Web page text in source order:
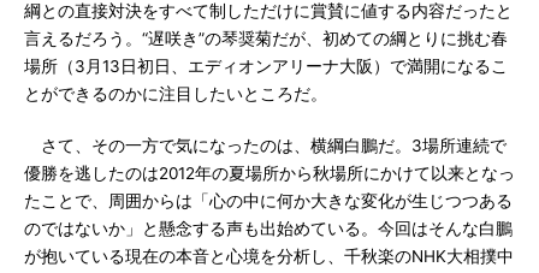
綱との直接対決をすべて制しただけに賞賛に値する内容だったと
言えるだろう。“遅咲き”の琴奨菊だが、初めての綱とりに挑む春
場所（3月13日初日、エディオンアリーナ大阪）で満開になるこ
とができるのかに注目したいところだ。
さて、その一方で気になったのは、横綱白鵬だ。3場所連続で
優勝を逃したのは2012年の夏場所から秋場所にかけて以来となっ
たことで、周囲からは「心の中に何か大きな変化が生じつつある
のではないか」と懸念する声も出始めている。今回はそんな白鵬
が抱いている現在の本音と心境を分析し、千秋楽のNHK大相撲中